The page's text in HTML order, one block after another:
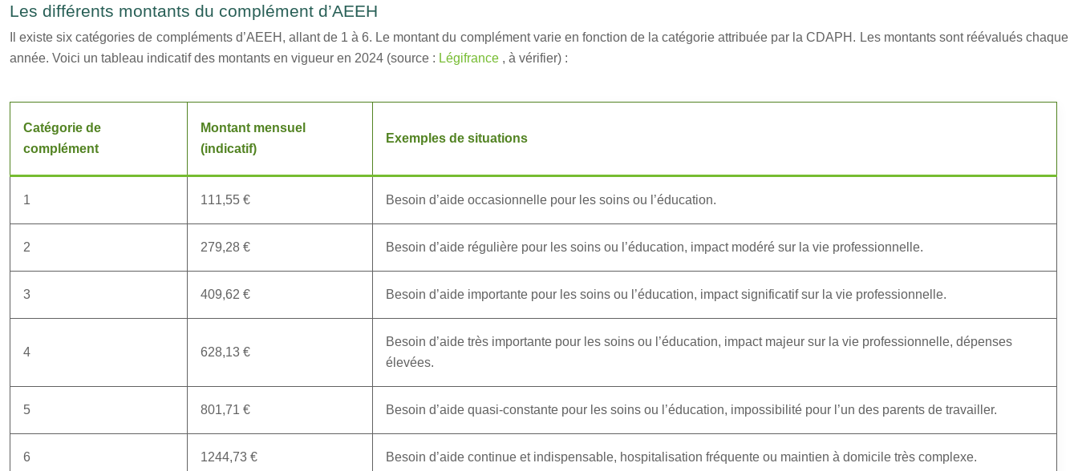
Les différents montants du complément d’AEEH
Il existe six catégories de compléments d’AEEH, allant de 1 à 6. Le montant du complément varie en fonction de la catégorie attribuée par la CDAPH. Les montants sont réévalués chaque
année. Voici un tableau indicatif des montants en vigueur en 2024 (source : Légifrance , à vérifier) :
Catégorie de
complément
Montant mensuel
(indicatif)
Exemples de situations
1 111,55 € Besoin d’aide occasionnelle pour les soins ou l’éducation.
2 279,28 € Besoin d’aide régulière pour les soins ou l’éducation, impact modéré sur la vie professionnelle.
3 409,62 € Besoin d’aide importante pour les soins ou l’éducation, impact significatif sur la vie professionnelle.
4 628,13 €
Besoin d’aide très importante pour les soins ou l’éducation, impact majeur sur la vie professionnelle, dépenses
élevées.
5 801,71 € Besoin d’aide quasi-constante pour les soins ou l’éducation, impossibilité pour l’un des parents de travailler.
6 1244,73 € Besoin d’aide continue et indispensable, hospitalisation fréquente ou maintien à domicile très complexe.